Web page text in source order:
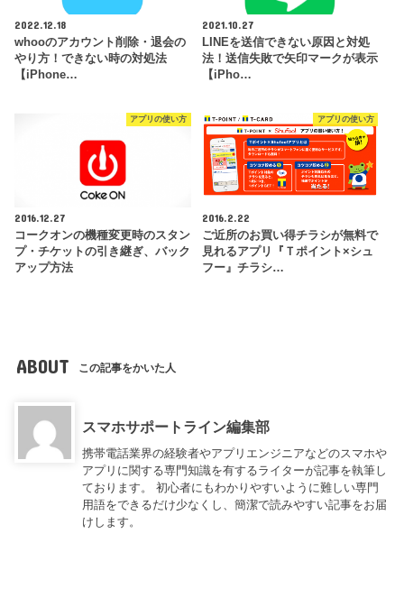
2022.12.18
whooのアカウント削除・退会の
やり方！できない時の対処法
【iPhone…
2021.10.27
LINEを送信できない原因と対処
法！送信失敗で矢印マークが表示
【iPho…
アプリの使い方
2016.12.27
コークオンの機種変更時のスタン
プ・チケットの引き継ぎ、バック
アップ方法
アプリの使い方
2016.2.22
ご近所のお買い得チラシが無料で
見れるアプリ『Ｔポイント×シュ
フー』チラシ…
ABOUT この記事をかいた人
スマホサポートライン編集部
携帯電話業界の経験者やアプリエンジニアなどのスマホや
アプリに関する専門知識を有するライターが記事を執筆し
ております。 初心者にもわかりやすいように難しい専門
用語をできるだけ少なくし、簡潔で読みやすい記事をお届
けします。